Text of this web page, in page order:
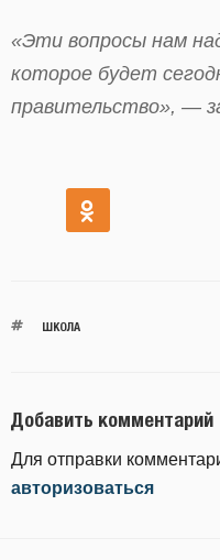
«Эти вопросы нам
которое будет
правительство», —
ШКОЛА
Добавить комментарий
Для отправки
авторизоваться